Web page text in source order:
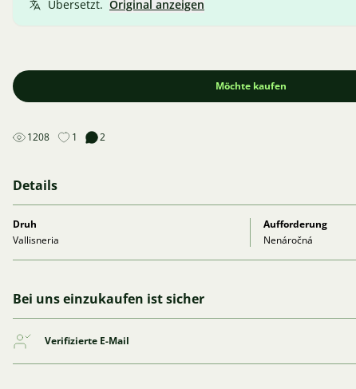
Übersetzt. Original anzeigen
Möchte kaufen
1208 1 2
Details
Druh
Vallisneria
Aufforderung
Nenáročná
Bei uns einzukaufen ist sicher
Verifizierte E-Mail